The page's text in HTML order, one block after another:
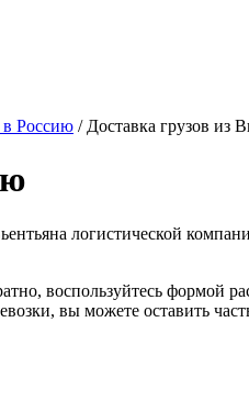
в Россию / Доставка грузов из
логистической
воспользуйтесь формой
вы можете оставить